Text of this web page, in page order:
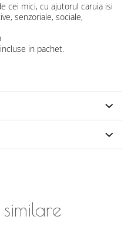
cei mici, cu ajutorul caruia isi
senzoriale, sociale,
in pachet.